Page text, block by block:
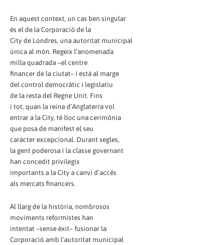
En aquest context, un cas ben singular
és el de la Corporació de la
City de Londres, una autoritat municipal
única al món. Regeix l’anomenada
milla quadrada –el centre
financer de la ciutat– i està al marge
del control democràtic i legislatiu
de la resta del Regne Unit. Fins
i tot, quan la reina d’Anglaterra vol
entrar a la City, té lloc una cerimònia
que posa de manifest el seu
caràcter excepcional. Durant segles,
la gent poderosa i la classe governant
han concedit privilegis
importants a la City a canvi d’accés
als mercats financers.
Al llarg de la història, nombrosos
moviments reformistes han
intentat –sense èxit– fusionar la
Corporació amb l’autoritat municipal